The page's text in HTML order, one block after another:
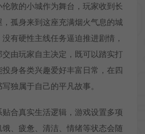
敦的小城作为舞台，玩家收到长
孤身来到这座充满烟火气息的城
有硬性主线任务逼迫推进剧情，
由玩家自主决定，既可以踏实打
身各类兴趣爱好丰富日常，在四
独属于自己的平凡故事。
合真实生活逻辑，游戏设置多项
、疲惫、清洁、情绪等状态会随